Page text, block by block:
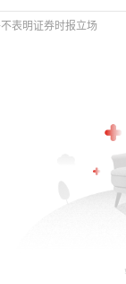
表明证券时报立场